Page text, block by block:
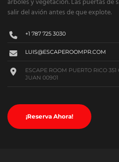
salir del avión antes de que explote.
+1 787 725 3030
LUIS@ESCAPEROOMPR.COM
ESCAPE ROOM PUERTO RICO
JUAN 00901
¡Reserva Ahora!